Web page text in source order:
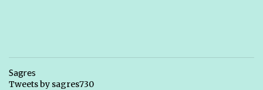
Sagres
Tweets by sagres730